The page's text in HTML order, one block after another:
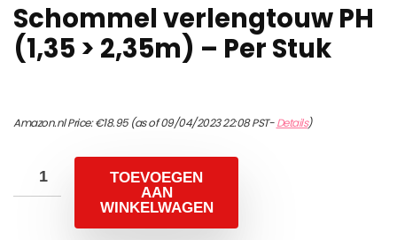
Schommel verlengtouw PH
(1,35 > 2,35m) – Per Stuk
Amazon.nl Price:€18.95(as of 09/04/2023 22:08 PST-Details)
TOEVOEGEN
AAN
WINKELWAGEN